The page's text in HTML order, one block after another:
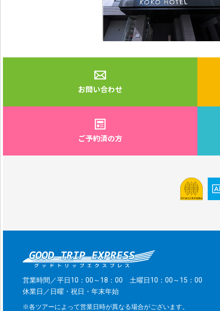
お問い合わせ
ご予約済の方
営業時間／平日10：00～18：00 土曜日10：00～15：00
休業日／日曜・祝日・年末年始
※各ツアーによって営業日時が異なる場合がございます。